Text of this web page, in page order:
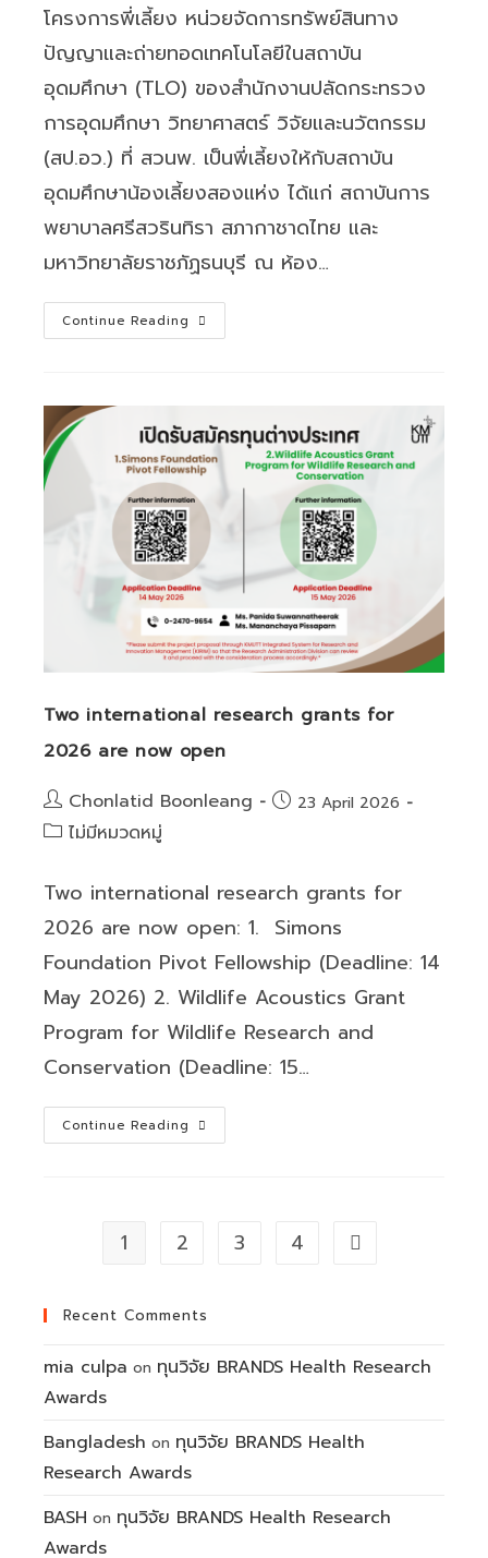
โครงการพี่เลี้ยง หน่วยจัดการทรัพย์สินทาง
ปัญญาและถ่ายทอดเทคโนโลยีในสถาบัน
อุดมศึกษา (TLO) ของสำนักงานปลัดกระทรวง
การอุดมศึกษา วิทยาศาสตร์ วิจัยและนวัตกรรม
(สป.อว.) ที่ สวนพ. เป็นพี่เลี้ยงให้กับสถาบัน
อุดมศึกษาน้องเลี้ยงสองแห่ง ได้แก่ สถาบันการ
พยาบาลศรีสวรินทิรา สภากาชาดไทย และ
มหาวิทยาลัยราชภัฏธนบุรี ณ ห้อง…
Continue Reading
ร่วม
วิทยาศาสตร์
จัด
เชิง
ปฏิบัติ
การ
หัวข้อ
คำขอ
ให้
ใจ
ได้
จด
สิทธิ
บัตร
จริง”
Two international research grants for
2026 are now open
Post
author:
Chonlatid Boonleang
Post23 April 2026
Postไม่มีหมวดหมู่
Two international research grants for
2026 are now open: 1. Simons
Foundation Pivot Fellowship (Deadline: 14
May 2026) 2. Wildlife Acoustics Grant
Program for Wildlife Research and
Conservation (Deadline: 15…
Continue Reading
international
2026
1 2 3 4 Go to the next
Recent Comments
mia culpa on ทุนวิจัย BRANDS Health Research
Awards
Bangladesh on ทุนวิจัย BRANDS Health
Research Awards
BASH on ทุนวิจัย BRANDS Health Research
Awards